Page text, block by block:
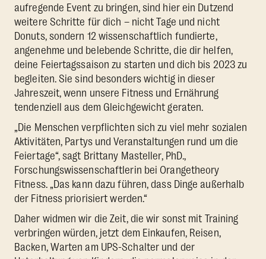
aufregende Event zu bringen, sind hier ein Dutzend
weitere Schritte für dich – nicht Tage und nicht
Donuts, sondern 12 wissenschaftlich fundierte,
angenehme und belebende Schritte, die dir helfen,
deine Feiertagssaison zu starten und dich bis 2023 zu
begleiten. Sie sind besonders wichtig in dieser
Jahreszeit, wenn unsere Fitness und Ernährung
tendenziell aus dem Gleichgewicht geraten.
„Die Menschen verpflichten sich zu viel mehr sozialen
Aktivitäten, Partys und Veranstaltungen rund um die
Feiertage“, sagt Brittany Masteller, PhD.,
Forschungswissenschaftlerin bei Orangetheory
Fitness. „Das kann dazu führen, dass Dinge außerhalb
der Fitness priorisiert werden.“
Daher widmen wir die Zeit, die wir sonst mit Training
verbringen würden, jetzt dem Einkaufen, Reisen,
Backen, Warten am UPS-Schalter und der